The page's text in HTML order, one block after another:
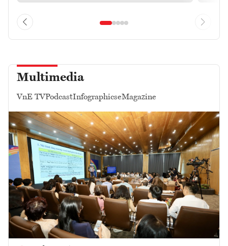
Multimedia
VnE TVPodcastInfographicseMagazine